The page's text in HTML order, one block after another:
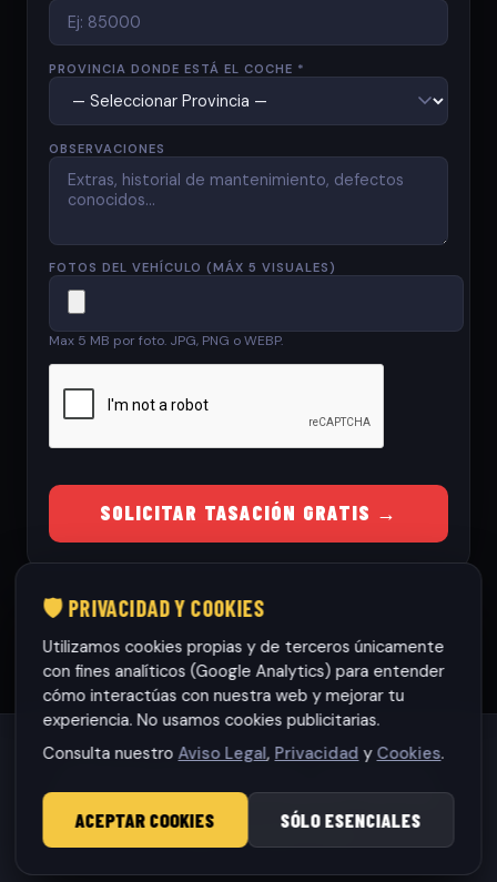
PROVINCIA DONDE ESTÁ EL COCHE *
OBSERVACIONES
FOTOS DEL VEHÍCULO (MÁX 5 VISUALES)
Max 5 MB por foto. JPG, PNG o WEBP.
SOLICITAR TASACIÓN GRATIS →
© 2026 RamonCars. Todos los derechos reservados.
🛡️ PRIVACIDAD Y COOKIES
Utilizamos cookies propias y de terceros únicamente
con fines analíticos (Google Analytics) para entender
cómo interactúas con nuestra web y mejorar tu
experiencia. No usamos cookies publicitarias.
Consulta nuestroAviso Legal, Privacidad y Cookies.
ACEPTAR COOKIES SÓLO ESENCIALES